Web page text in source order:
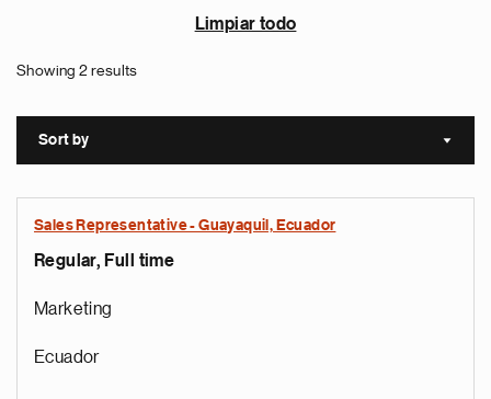
Limpiar todo
Showing 2 results
Sort by Sort
Sales Representative - Guayaquil, Ecuador
Regular, Full time
Marketing
Ecuador